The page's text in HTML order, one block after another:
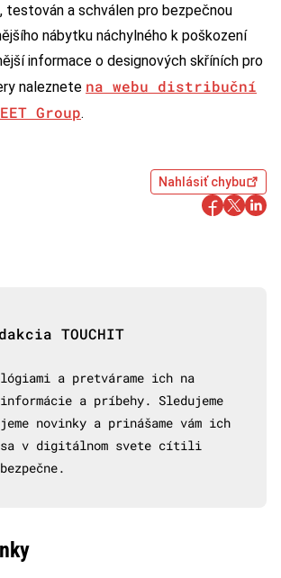
testován a schválen pro bezpečnou
nábytku náchylného k poškození
informace o designových skříních pro
naleznete na webu distribuční
Group.
Nahlásiť chybu
TOUCHIT
a pretvárame ich na
a príbehy. Sledujeme
novinky a prinášame vám ich
v digitálnom svete cítili